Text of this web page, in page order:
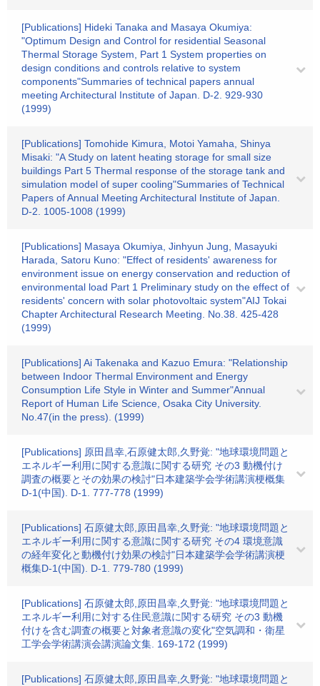
[Publications] Hideki Tanaka and Masaya Okumiya:
"Optimum Design and Control for residential Seasonal
Thermal Storage System, Part 1 System properties on
design conditions and controls relative to system
components"Summaries of technical papers annual
meeting Architectural Institute of Japan. D-2. 929-930
(1999)
[Publications] Tomohide Kimura, Motoi Yamaha, Shinya
Misaki: "A Study on latent heating storage for small size
buildings Part 5 Thermal response of the storage tank and
simulation model of super cooling"Summaries of Technical
Papers of Annual Meeting Architectural Institute of Japan.
D-2. 1005-1008 (1999)
[Publications] Masaya Okumiya, Jinhyun Jung, Masayuki
Harada, Satoru Kuno: "Effect of residents' awareness for
environment issue on energy conservation and reduction of
environmental load Part 1 Preliminary study on the effect of
residents' concern with solar photovoltaic system"AIJ Tokai
Chapter Architectural Research Meeting. No.38. 425-428
(1999)
[Publications] Ai Takenaka and Kazuo Emura: "Relationship
between Indoor Thermal Environment and Energy
Consumption Life Style in Winter and Summer"Annual
Report of Human Life Science, Osaka City University.
No.47(in the press). (1999)
[Publications] 原田昌幸,石原健太郎,久野覚: "地球環境問題と
エネルギー利用に関する意識に関する研究 その3 動機付け
調査の概要とその効果の検討"日本建築学会学術講演梗概集
D-1(中国). D-1. 777-778 (1999)
[Publications] 石原健太郎,原田昌幸,久野覚: "地球環境問題と
エネルギー利用に関する意識に関する研究 その4 環境意識
の経年変化と動機付け効果の検討"日本建築学会学術講演梗
概集D-1(中国). D-1. 779-780 (1999)
[Publications] 石原健太郎,原田昌幸,久野覚: "地球環境問題と
エネルギー利用に対する住民意識に関する研究 その3 動機
付けを含む調査の概要と対象者意識の変化"空気調和・衛星
工学会学術講演会講演論文集. 169-172 (1999)
[Publications] 石原健太郎,原田昌幸,久野覚: "地球環境問題と